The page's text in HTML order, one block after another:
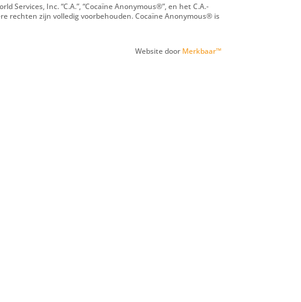
Inc. “C.A.”, “Cocaïne Anonymous®”, en het C.A.-
rechten zijn volledig voorbehouden. Cocaïne Anonymous® is
Website door Merkbaar™